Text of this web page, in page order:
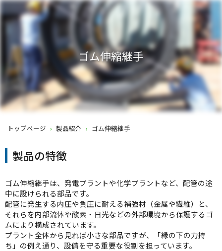
ゴム伸縮継手
トップページ › 製品紹介 › ゴム伸縮継手
製品の特徴
ゴム伸縮継手は、発電プラントや化学プラントなど、配管の途
中に設けられる部品です。
配管に発生する内圧や負圧に耐える補強材（金属や繊維）と、
それらを内部流体や酸素・日光などの外部環境から保護するゴ
ムにより構成されています。
プラント全体から見れば小さな部品ですが、「縁の下の力持
ち」の例え通り、設備を守る重要な役割を担っています。